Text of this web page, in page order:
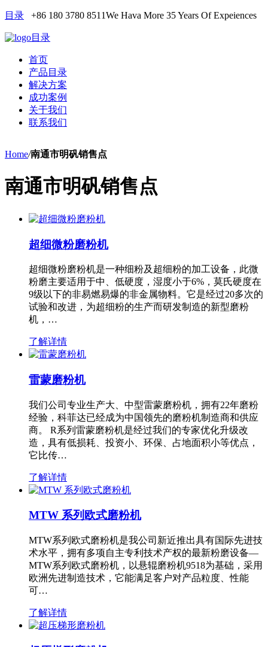
目录 +86 180 3780 8511We Hava More 35 Years Of Expeiences
目录
首页
产品目录
解决方案
成功案例
关于我们
联系我们
Home/南通市明矾销售点
南通市明矾销售点
超细微粉磨粉机
超细微粉磨粉机是一种细粉及超细粉的加工设备，此微
粉磨主要适用于中、低硬度，湿度小于6%，莫氏硬度在
9级以下的非易燃易爆的非金属物料。它是经过20多次的
试验和改进，为超细粉的生产而研发制造的新型磨粉
机，…
了解详情
雷蒙磨粉机
我们公司专业生产大、中型雷蒙磨粉机，拥有22年磨粉
经验，科菲达已经成为中国领先的磨粉机制造商和供应
商。 R系列雷蒙磨粉机是经过我们的专家优化升级改
造，具有低损耗、投资小、环保、占地面积小等优点，
它比传…
了解详情
MTW 系列欧式磨粉机
MTW系列欧式磨粉机是我公司新近推出具有国际先进技
术水平，拥有多项自主专利技术产权的最新粉磨设备—
MTW系列欧式磨粉机，以悬辊磨粉机9518为基础，采用
欧洲先进制造技术，它能满足客户对产品粒度、性能
可…
了解详情